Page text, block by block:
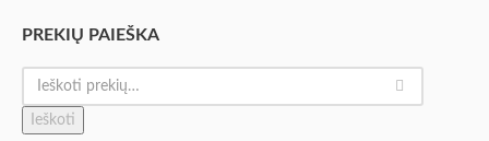
PREKIŲ PAIEŠKA
Ieškoti